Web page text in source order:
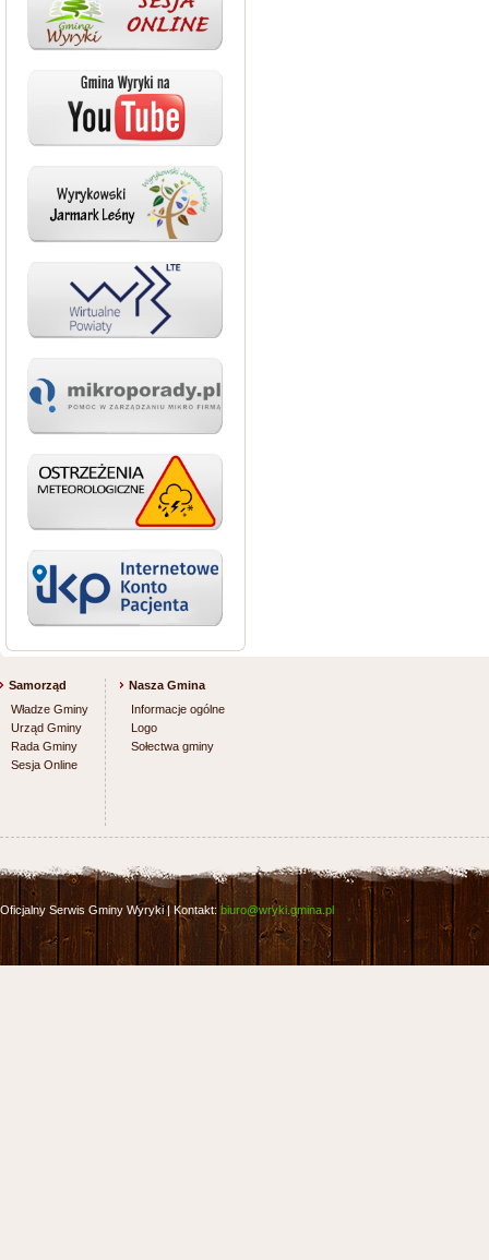
Samorząd
Władze Gminy
Urząd Gminy
Rada Gminy
Sesja Online
Nasza Gmina
Informacje ogólne
Logo
Sołectwa gminy
Oficjalny Serwis Gminy Wyryki | Kontakt: biuro@wryki.gmina.pl